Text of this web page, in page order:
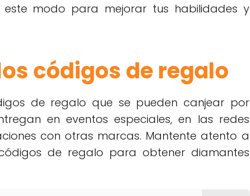
este modo para mejorar tus habilidades y
códigos de regalo
de regalo que se pueden canjear por
en eventos especiales, en las redes
con otras marcas. Mantente atento a
de regalo para obtener diamantes